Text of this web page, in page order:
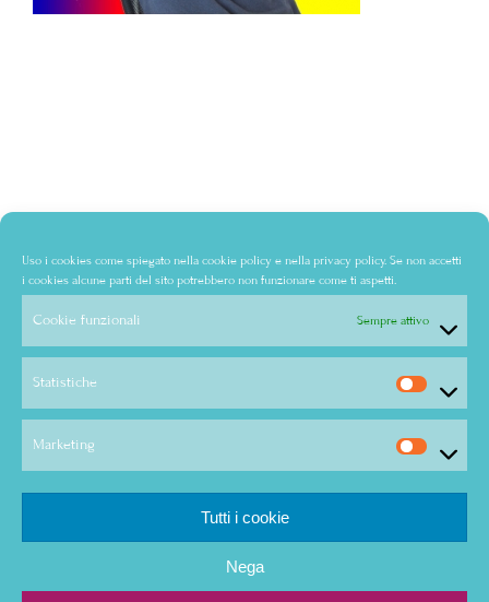
Uso i cookies come spiegato nella cookie policy e nella privacy policy. Se non accetti
i cookies alcune parti del sito potrebbero non funzionare come ti aspetti.
Cookie funzionali Sempre attivo
Statistiche
Marketing
Tutti i cookie
Nega
© Copyright - Audra Bertolone